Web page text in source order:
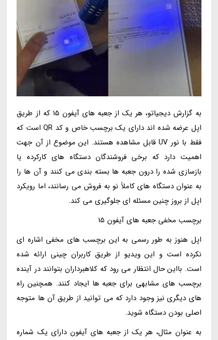
به گزارش دیجیاتو، هر یک از جعبه های آیفون 15 که از طریق
اپل عرضه شده اند دارای یک برچسب خاص و کد QR است که
فقط با نور UV قابل مشاهده هستند. این موضوع از آن جهت
اهمیت دارد که برخی فروشندگان دستگاه های کارکرده یا
بازسازی شده را درون جعبه ها بسته بندی می کنند و آن ها را
به عنوان دستگاه های کاملاً نو به فروش می رسانند، اما رویکرد
اپل از بروز چنین مسئله ای جلوگیری می کند.
برچسب مخفی جعبه های آیفون 15
اپل هنوز به طور رسمی به این برچسب های مخفی اشاره ای
نکرده است و این ویدیو از طریق کاربران چینی ارائه شده
است. بااین حال انتظار می رود که کلاهبرداران بتوانند در آینده
برچسب های مشابهی برای جعبه ها ایجاد کنند. همچنین راه
های دیگری نیز وجود دارد که می توانید از طریق آن ها متوجه
اصلی بودن دستگاه شوید.
به عنوان مثال، هر یک از جعبه های آیفون دارای یک شماره